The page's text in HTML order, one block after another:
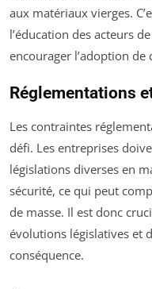
aux matériaux vierges.
l’éducation des acteurs
encourager l’adoption de
Réglementations
Les contraintes
défi. Les entreprises
législations diverses en
sécurité, ce qui peut
de masse. Il est donc
évolutions législatives et
conséquence.